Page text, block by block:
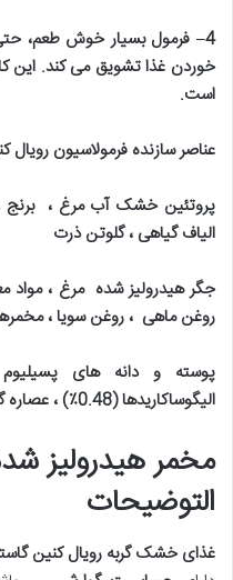
4
– فرمول بسیار خوش طعم،
خوردن غذا تشویق می کند. این
است.
عناصر سازنده فرمولاسیون رویال
پروتئین خشک آب مرغ ، برنج
الیاف گیاهی ، گلوتن ذرت
جگر هیدرولیز شده مرغ ، مواد
روغن ماهی ، روغن سویا ،
پوسته و دانه های پسیلیوم
الیگوساکاریدها (0.48٪) ، عصاره
مخمر هیدرولیز
التوضیحات
غذای خشک گربه رویال کنین